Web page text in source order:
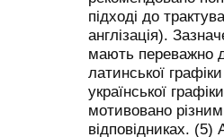
підході до
англізація).
мають переважно
латинської
української
мотивовано
відповідниках. (5)